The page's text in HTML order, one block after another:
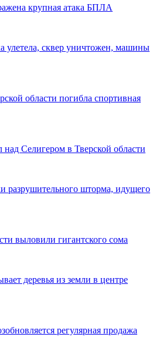
крупная атака БПЛА
улетела, сквер уничтожен, машины
области погибла спортивная
Селигером в Тверской области
разрушительного шторма, идущего
выловили гигантского сома
деревья из земли в центре
регулярная продажа